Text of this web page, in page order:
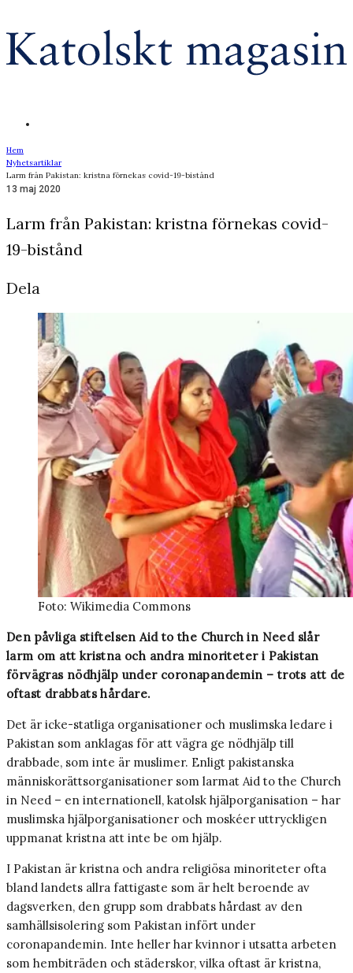
Hem
Nyhetsartiklar
Larm från Pakistan: kristna förnekas covid-19-bistånd
13 maj 2020
Larm från Pakistan: kristna förnekas covid-
19-bistånd
Dela
Foto: Wikimedia Commons
Den påvliga stiftelsen Aid to the Church in Need slår
larm om att kristna och andra minoriteter i Pakistan
förvägras nödhjälp under coronapandemin – trots att de
oftast drabbats hårdare.
Det är icke-statliga organisationer och muslimska ledare i
Pakistan som anklagas för att vägra ge nödhjälp till
drabbade, som inte är muslimer. Enligt pakistanska
människorättsorganisationer som larmat Aid to the Church
in Need – en internationell, katolsk hjälporganisation – har
muslimska hjälporganisationer och moskéer uttryckligen
uppmanat kristna att inte be om hjälp.
I Pakistan är kristna och andra religiösa minoriteter ofta
bland landets allra fattigaste som är helt beroende av
dagsverken, den grupp som drabbats hårdast av den
samhällsisolering som Pakistan infört under
coronapandemin. Inte heller har kvinnor i utsatta arbeten
som hembiträden och städerskor, vilka oftast är kristna,